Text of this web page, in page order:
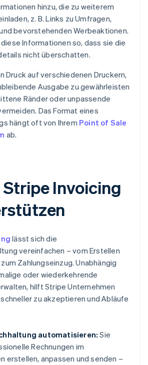
hinzu, die zu weiterem
z. B. Links zu Umfragen,
bevorstehenden Werbeaktionen.
Informationen so, dass sie die
nicht überschatten.
Druck auf verschiedenen Druckern,
Ausgabe zu gewährleisten
Ränder oder unpassende
Das Format eines
hängt oft von Ihrem Point of Sale
ab.
Stripe Invoicing
lässt sich die
vereinfachen – vom Erstellen
Zahlungseinzug. Unabhängig
oder wiederkehrende
hilft Stripe Unternehmen
zu akzeptieren und Abläufe
automatisieren: Sie
Rechnungen im
erstellen, anpassen und senden –